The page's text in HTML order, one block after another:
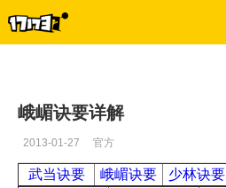
峨嵋诀要详解
2013-01-27 官方
武当诀要 峨嵋诀要 少林诀要